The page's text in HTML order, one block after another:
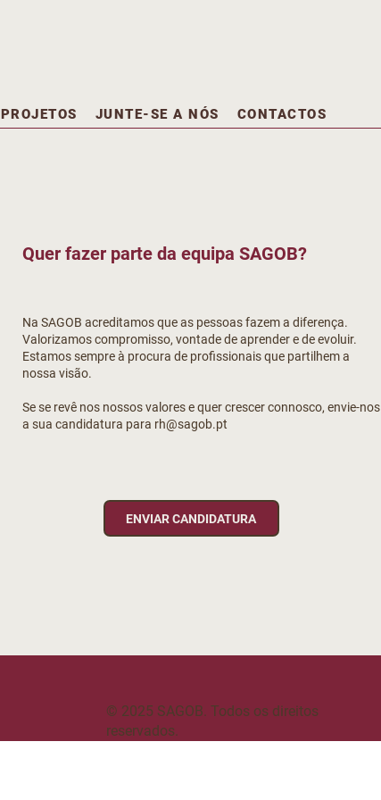
PROJETOS JUNTE-SE A NÓS CONTACTOS
Quer fazer parte da equipa SAGOB?
Na SAGOB acreditamos que as pessoas fazem a diferença.
Valorizamos compromisso, vontade de aprender e de evoluir.
Estamos sempre à procura de profissionais que partilhem a
nossa visão.
Se se revê nos nossos valores e quer crescer connosco, envie-nos
a sua candidatura para rh@sagob.pt
ENVIAR CANDIDATURA
© 2025 SAGOB. Todos os direitos
reservados.